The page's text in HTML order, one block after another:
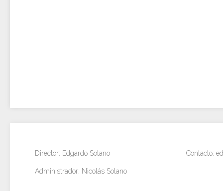
Director: Edgardo Solano
Administrador: Nicolás Solano
Contacto: